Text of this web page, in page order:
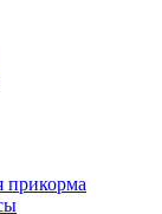
прикорма